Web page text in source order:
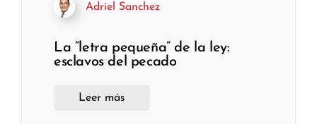
Adriel Sanchez
La “letra pequeña” de la ley:
esclavos del pecado
Leer más